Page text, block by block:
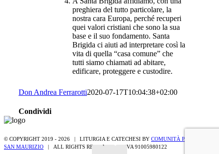
preghiera del tutto particolare, la
nostra cara Europa, perché recuperi
quei valori cristiani che sono la sua
base e il suo fondamento. Santa
Brigida ci aiuti ad interpretare così la
vita di quella “casa comune” che
tutti siamo chiamati ad abitare,
edificare, proteggere e custodire.
Don Andrea Ferrarotti2020-07-17T10:04:38+02:00
Condividi
© COPYRIGHT 2019 - 2026 | LITURGIA E CATECHESI BY COMUNITÀ PASTORALE
SAN MAURIZIO | ALL RIGHTS RESERVED | P.IVA 91005980122